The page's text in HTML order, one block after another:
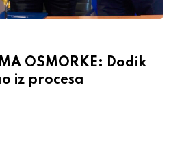
OSMORKE: Dodik
iz procesa